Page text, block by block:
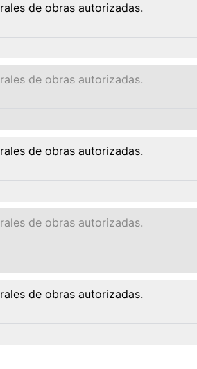
de obras autorizadas.
de obras autorizadas.
de obras autorizadas.
de obras autorizadas.
de obras autorizadas.